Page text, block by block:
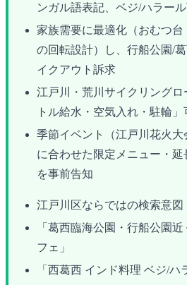
ンガル語表記、ベジ/ハラー
家族需要に最適化（おむつ
の回転設計）し、行船公園/
イクアウト訴求
江戸川・荒川サイクリング
トル給水・空気入れ・駐輪
季節イベント（江戸川花火大
に合わせた限定メニュー・
を事前告知
江戸川区ならではの検索意図
「葛西臨海公園・行船公園
フェ」
「西葛西 インド料理 ベジ/ハ